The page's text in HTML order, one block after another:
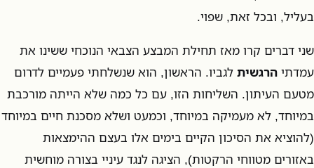
בעליל, ובכל זאת, שפוי.
שני דברים קרו מאז תחילת המבצע הצבאי הנוכחי ששינו את
עמדתי הרגשית לגביו. הראשון, הוא שנשלחתי פעמיים לדרום
מטעם העיתון. השליחות הזו, עם כל כמה שלא הייתה מורכבת
במיוחד, לא מעמיקה במיוחד, וכמעט ושלא מסכנת חיים במיוחד
(להוציא את הסיכון הקיים בימים אלו בעצם ההימצאות
באזורים מטווחי הרקטות), הציגה לנגד עיניי בצורה מוחשית